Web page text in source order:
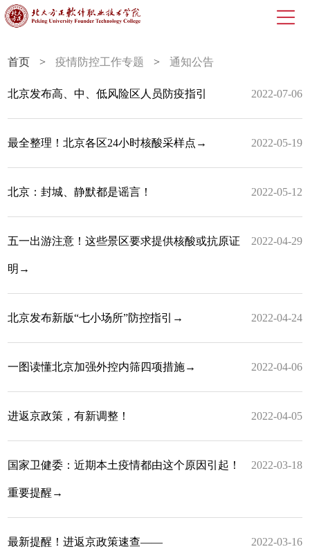
首页 > 疫情防控工作专题 > 通知公告
北京发布高、中、低风险区人员防疫指引 2022-07-06
最全整理！北京各区24小时​核酸采样点→ 2022-05-19
北京：封城、静默都是谣言！ 2022-05-12
五一出游注意！这些景区要求提供核酸或抗原证
明→
2022-04-29
北京发布新版“七小场所”防控指引→ 2022-04-24
一图读懂北京加强外控内筛四项措施→ 2022-04-06
进返京政策，有新调整！ 2022-04-05
国家卫健委：近期本土疫情都由这个原因引起！
重要提醒→
2022-03-18
最新提醒！进返京政策速查—— 2022-03-16